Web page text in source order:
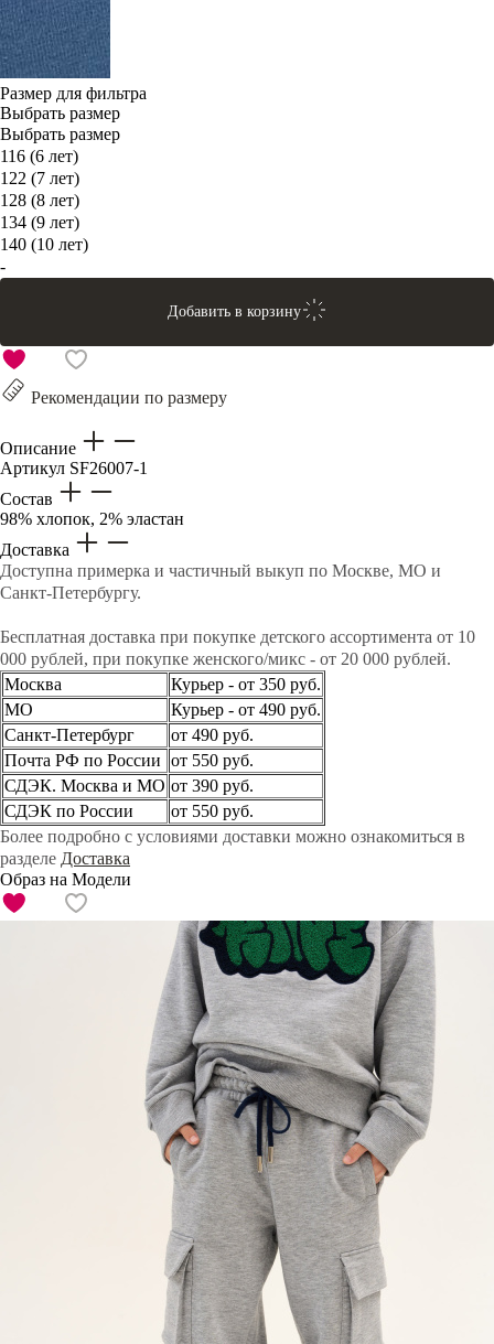
Размер для фильтра
Выбрать размер
Выбрать размер
116 (6 лет)
122 (7 лет)
128 (8 лет)
134 (9 лет)
140 (10 лет)
-
Добавить в корзину
Рекомендации по размеру
Описание
Артикул SF26007-1
Состав
98% хлопок, 2% эластан
Доставка
Доступна примерка и частичный выкуп по Москве, МО и
Санкт-Петербургу.
Бесплатная доставка при покупке детского ассортимента от 10
000 рублей, при покупке женского/микс - от 20 000 рублей.
Москва
Курьер - от 350 руб.
МО
Курьер - от 490 руб.
Санкт-Петербург
от 490 руб.
Почта РФ по России от 550 руб.
СДЭК. Москва и МО от 390 руб.
СДЭК по России
от 550 руб.
Более подробно с условиями доставки можно ознакомиться в
разделе Доставка
Образ на Модели